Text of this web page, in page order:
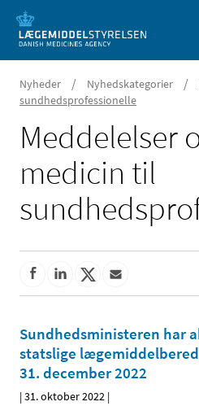
Nyheder / Nyhedskategorier /
sundhedsprofessionelle
Meddelelser
medicin til
Sundhedsministeren har
statslige
31. december 2022
|31. oktober 2022 |